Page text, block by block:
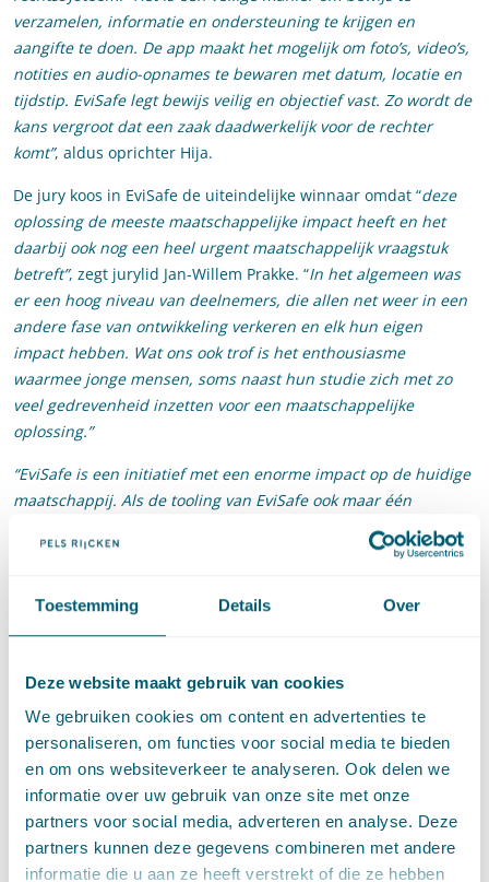
Toestemming Details Over
Deze website maakt gebruik van cookies
We gebruiken cookies om content en advertenties te
personaliseren, om functies voor social media te bieden
en om ons websiteverkeer te analyseren. Ook delen we
informatie over uw gebruik van onze site met onze
partners voor social media, adverteren en analyse. Deze
partners kunnen deze gegevens combineren met andere
informatie die u aan ze heeft verstrekt of die ze hebben
verzamelen, informatie en ondersteuning te krijgen en
aangifte te doen. De app maakt het mogelijk om foto’s, video’s,
notities en audio-opnames te bewaren met datum, locatie en
tijdstip. EviSafe legt bewijs veilig en objectief vast. Zo wordt de
kans vergroot dat een zaak daadwerkelijk voor de rechter
komt”, aldus oprichter Hija.
De jury koos in EviSafe de uiteindelijke winnaar omdat “deze
oplossing de meeste maatschappelijke impact heeft en het
daarbij ook nog een heel urgent maatschappelijk vraagstuk
betreft”, zegt jurylid Jan-Willem Prakke. “In het algemeen was
er een hoog niveau van deelnemers, die allen net weer in een
andere fase van ontwikkeling verkeren en elk hun eigen
impact hebben. Wat ons ook trof is het enthousiasme
waarmee jonge mensen, soms naast hun studie zich met zo
veel gedrevenheid inzetten voor een maatschappelijke
oplossing.”
“EviSafe is een initiatief met een enorme impact op de huidige
maatschappij. Als de tooling van EviSafe ook maar één
slachtoffer kan helpen, maakt dat gelijk enorme impact.
EviSafe kan hét verschil maken voor de rechtspositie van het
Verhage, die de prijsuitreiking verzorgde.
belangrijke voorwaarde voor het functioneren van onze
ondernemers kan het lastig zijn om hun rechtspositie te
bepalen en/of juridische stappen te zetten, ondanks dat het
bestaande rechtsstelsel daar de mogelijkheid toe biedt. De
zogeheten toegang tot het recht is dan belemmerd. Dit is het
derde jaar op rij dat we een financiële bijdrage uit ons Access
to Justice Fonds uitreiken. We willen daarmee innovatieve